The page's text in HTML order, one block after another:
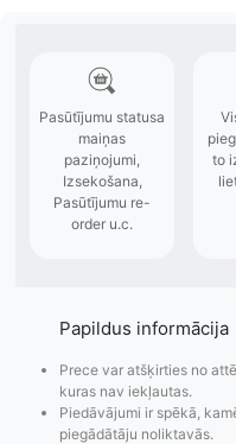
Papildus informācija
Prece var atšķirties no
kuras nav iekļautas.
Piedāvājumi ir spēkā,
piegādātāju noliktavās.